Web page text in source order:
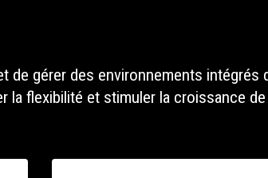
gérer des environnements intégrés
la flexibilité et stimuler la croissance